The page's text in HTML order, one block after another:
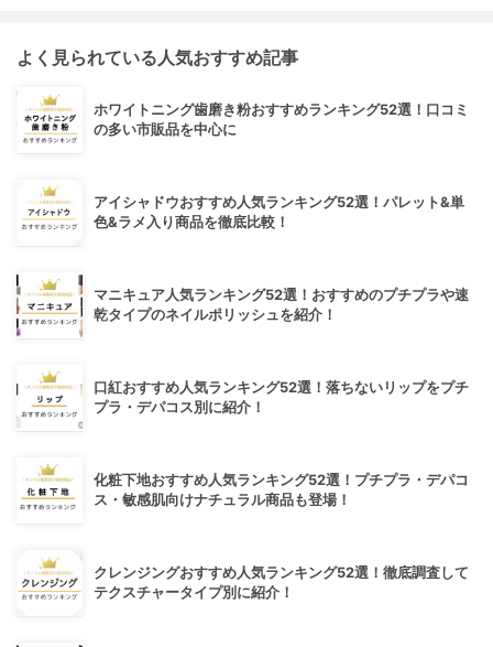
よく見られている人気おすすめ記事
ホワイトニング歯磨き粉おすすめランキング52選！口コミ
の多い市販品を中心に
アイシャドウおすすめ人気ランキング52選！パレット&単
色&ラメ入り商品を徹底比較！
マニキュア人気ランキング52選！おすすめのプチプラや速
乾タイプのネイルポリッシュを紹介！
口紅おすすめ人気ランキング52選！落ちないリップをプチ
プラ・デパコス別に紹介！
化粧下地おすすめ人気ランキング52選！プチプラ・デパコ
ス・敏感肌向けナチュラル商品も登場！
クレンジングおすすめ人気ランキング52選！徹底調査して
テクスチャータイプ別に紹介！